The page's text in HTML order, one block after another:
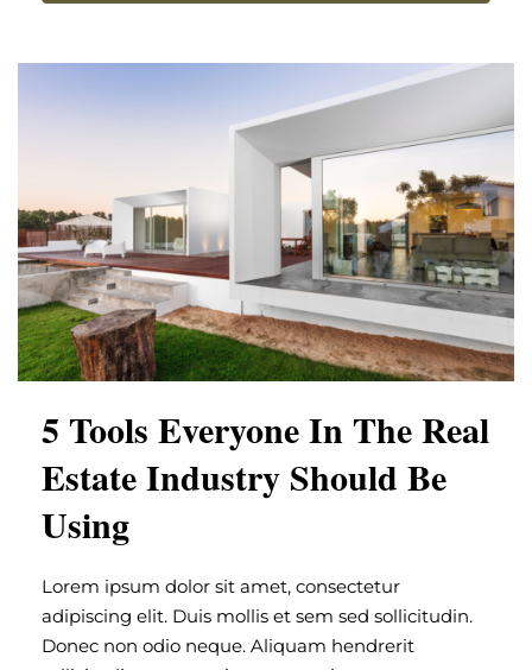
5 Tools Everyone In The Real
Estate Industry Should Be
Using
Lorem ipsum dolor sit amet, consectetur
adipiscing elit. Duis mollis et sem sed sollicitudin.
Donec non odio neque. Aliquam hendrerit